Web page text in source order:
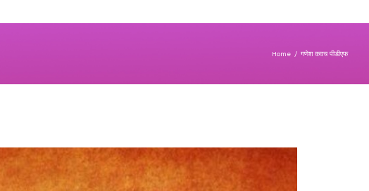
Home / गणेश कवच पीडीएफ